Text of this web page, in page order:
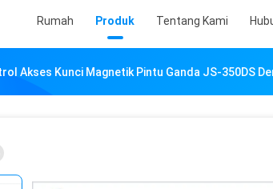
Rumah Produk Tentang Kami
Akses Kunci Magnetik Pintu Ganda JS-350DS